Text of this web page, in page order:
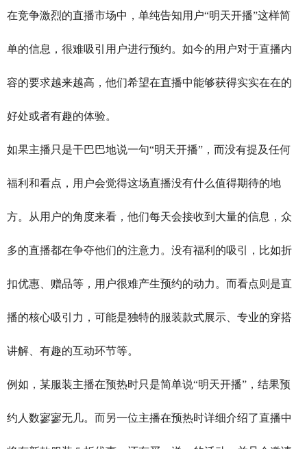
在竞争激烈的直播市场中，单纯告知用户“明天开播”这样简
单的信息，很难吸引用户进行预约。如今的用户对于直播内
容的要求越来越高，他们希望在直播中能够获得实实在在的
好处或者有趣的体验。
如果主播只是干巴巴地说一句“明天开播”，而没有提及任何
福利和看点，用户会觉得这场直播没有什么值得期待的地
方。从用户的角度来看，他们每天会接收到大量的信息，众
多的直播都在争夺他们的注意力。没有福利的吸引，比如折
扣优惠、赠品等，用户很难产生预约的动力。而看点则是直
播的核心吸引力，可能是独特的服装款式展示、专业的穿搭
讲解、有趣的互动环节等。
例如，某服装主播在预热时只是简单说“明天开播”，结果预
约人数寥寥无几。而另一位主播在预热时详细介绍了直播中